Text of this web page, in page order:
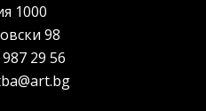
1000
98
29 56